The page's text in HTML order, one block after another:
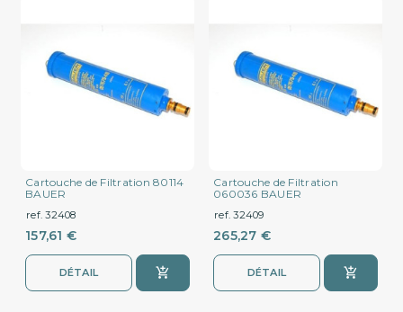
Cartouche de Filtration 80114
BAUER
ref. 32408
157,61 €
DÉTAIL
Cartouche de Filtration
060036 BAUER
ref. 32409
265,27 €
DÉTAIL